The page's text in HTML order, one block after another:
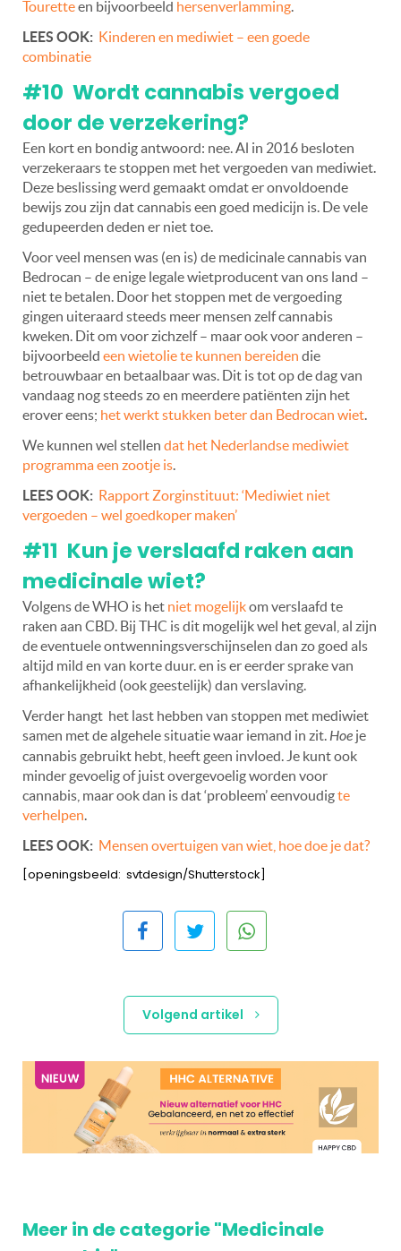
Touretteen bijvoorbeeld hersenverlamming.
LEES OOK: Kinderen en mediwiet – een goede
combinatie
#10 Wordt cannabis vergoed
door de verzekering?
Een kort en bondig antwoord: nee. Al in 2016 besloten
verzekeraars te stoppen met het vergoeden van mediwiet.
Deze beslissing werd gemaakt omdat er onvoldoende
bewijs zou zijn dat cannabis een goed medicijn is. De vele
gedupeerden deden er niet toe.
Voor veel mensen was (en is) de medicinale cannabis van
Bedrocan – de enige legale wietproducent van ons land –
niet te betalen. Door het stoppen met de vergoeding
gingen uiteraard steeds meer mensen zelf cannabis
kweken. Dit om voor zichzelf – maar ook voor anderen –
bijvoorbeeld een wietolie te kunnen bereiden die
betrouwbaar en betaalbaar was. Dit is tot op de dag van
vandaag nog steeds zo en meerdere patiënten zijn het
erover eens; het werkt stukken beter dan Bedrocan wiet.
We kunnen wel stellen dat het Nederlandse mediwiet
programma een zootje is.
LEES OOK: Rapport Zorginstituut: ‘Mediwiet niet
vergoeden – wel goedkoper maken’
#11 Kun je verslaafd raken aan
medicinale wiet?
Volgens de WHO is het niet mogelijkom verslaafd te
raken aan CBD. Bij THC is dit mogelijk wel het geval, al zijn
de eventuele ontwenningsverschijnselen dan zo goed als
altijd mild en van korte duur. en is er eerder sprake van
afhankelijkheid (ook geestelijk) dan verslaving.
Verder hangt het last hebben van stoppen met mediwiet
samen met de algehele situatie waar iemand in zit. Hoe je
cannabis gebruikt hebt, heeft geen invloed. Je kunt ook
minder gevoelig of juist overgevoelig worden voor
cannabis, maar ook dan is dat ‘probleem’ eenvoudigte
verhelpen.
LEES OOK: Mensen overtuigen van wiet, hoe doe je dat?
[openingsbeeld: svtdesign/Shutterstock]
Volgend artikel
Meer in de categorie "Medicinale